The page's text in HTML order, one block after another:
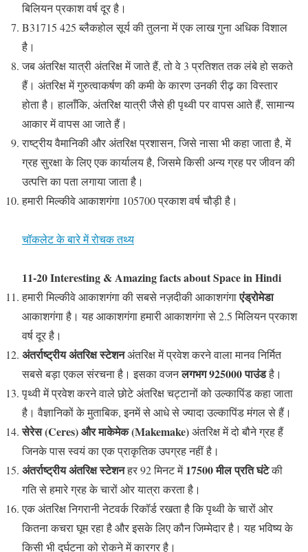
बिलियन प्रकाश वर्ष दूर है।
B31715 425 ब्लैकहोल सूर्य की तुलना में एक लाख गुना अधिक विशाल
है।
जब अंतरिक्ष यात्री अंतरिक्ष में जाते हैं, तो वे 3 प्रतिशत तक लंबे हो सकते
हैं। अंतरिक्ष में गुरुत्वाकर्षण की कमी के कारण उनकी रीढ़ का विस्तार
होता है। हालाँकि, अंतरिक्ष यात्री जैसे ही पृथ्वी पर वापस आते हैं, सामान्य
आकार में वापस आ जाते हैं।
राष्ट्रीय वैमानिकी और अंतरिक्ष प्रशासन, जिसे नासा भी कहा जाता है, में
ग्रह सुरक्षा के लिए एक कार्यालय है, जिसमे किसी अन्य ग्रह पर जीवन की
उत्पत्ति का पता लगाया जाता है।
हमारी मिल्कीवे आकाशगंगा 105700 प्रकाश वर्ष चौड़ी है।
चॉकलेट के बारे में रोचक तथ्य
11-20 Interesting & Amazing facts about Space in Hindi
हमारी मिल्कीवे आकाशगंगा की सबसे नज़दीकी आकाशगंगाएंड्रोमेडा
आकाशगंगा है। यह आकाशगंगा हमारी आकाशगंगा से 2.5 मिलियन प्रकाश
वर्ष दूर है।
अंतर्राष्ट्रीय अंतरिक्ष स्टेशनअंतरिक्ष में प्रवेश करने वाला मानव निर्मित
सबसे बड़ा एकल संरचना है। इसका वजनलगभग 925000 पाउंडहै।
पृथ्वी में प्रवेश करने वाले छोटे अंतरिक्ष चट्टानों को उल्कापिंड कहा जाता
है। वैज्ञानिकों के मुताबिक, इनमें से आधे से ज्यादा उल्कापिंड मंगल से हैं।
सेरेस (Ceres) और माकेमेक (Makemake)अंतरिक्ष में दो बौने ग्रह हैं
जिनके पास स्वयं का एक प्राकृतिक उपग्रह नहीं है।
अंतर्राष्ट्रीय अंतरिक्ष स्टेशनहर 92 मिनट में17500 मील प्रति घंटेकी
गति से हमारे ग्रह के चारों ओर यात्रा करता है।
एक अंतरिक्ष निगरानी नेटवर्क रिकॉर्ड रखता है कि पृथ्वी के चारों ओर
कितना कचरा घूम रहा है और इसके लिए कौन जिम्मेदार है। यह भविष्य के
किसी भी दुर्घटना को रोकने में कारगर है।